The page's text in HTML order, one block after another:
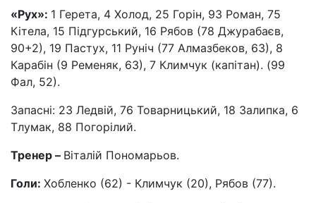
«Рух»: 1 Герета, 4 Холод, 25 Горін, 93 Роман, 75
Кітела, 15 Підгурський, 16 Рябов (78 Джурабаєв,
90+2), 19 Пастух, 11 Руніч (77 Алмазбеков, 63), 8
Карабін (9 Ременяк, 63), 7 Климчук (капітан). (99
Фал, 52).
Запасні: 23 Ледвій, 76 Товарницький, 18 Залипка, 6
Тлумак, 88 Погорілий.
Тренер – Віталій Пономарьов.
Голи: Хобленко (62) - Климчук (20), Рябов (77).